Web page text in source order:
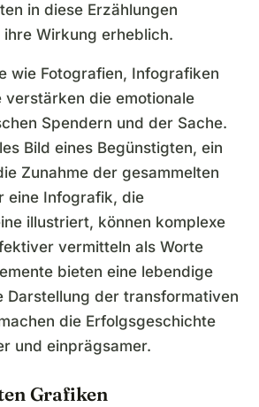
in diese Erzählungen
Wirkung erheblich.
wie Fotografien, Infografiken
verstärken die emotionale
Spendern und der Sache.
Bild eines Begünstigten, ein
Zunahme der gesammelten
eine Infografik, die
illustriert, können komplexe
vermitteln als Worte
bieten eine lebendige
Darstellung der transformativen
die Erfolgsgeschichte
und einprägsamer.
Grafiken